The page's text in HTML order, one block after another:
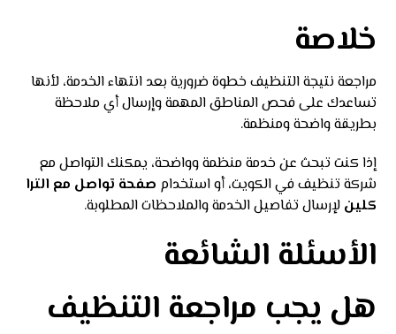
خلاصة
مراجعة نتيجة التنظيف خطوة ضرورية بعد انتهاء الخدمة، لأنها
تساعدك على فحص المناطق المهمة وإرسال أي ملاحظة
بطريقة واضحة ومنظمة.
إذا كنت تبحث عن خدمة منظمة وواضحة، يمكنك التواصل مع
شركة تنظيف في الكويت، أو استخدام صفحة تواصل مع الترا
كلينلإرسال تفاصيل الخدمة والملاحظات المطلوبة.
الأسئلة الشائعة
هل يجب مراجعة التنظيف